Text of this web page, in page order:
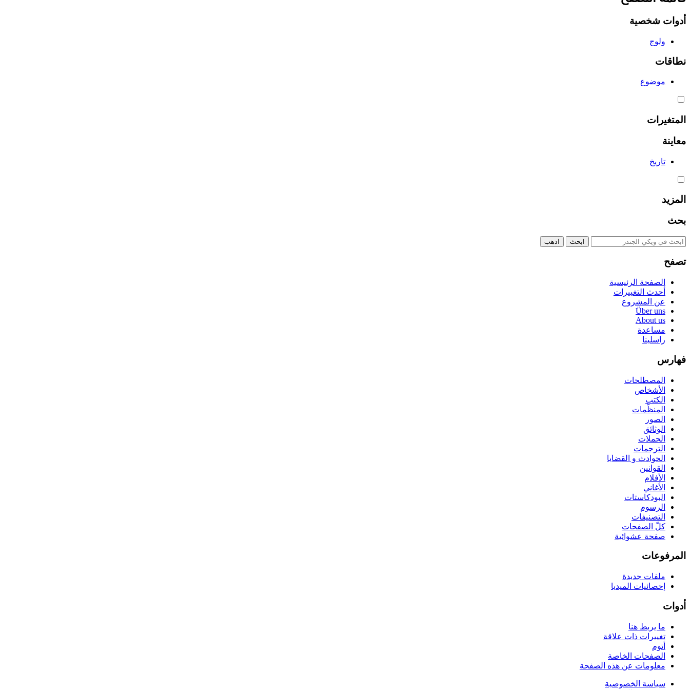
أدوات شخصية
ولوج
نطاقات
موضوع
المتغيرات
معاينة
تاريخ
المزيد
بحث
تصفح
الصفحة الرئيسية
أحدث التغييرات
عن المشروع
Über uns
About us
مساعدة
راسلينا
فهارس
المصطلحات
الأشخاص
الكتب
المنظّمات
الصور
الوثائق
الحملات
الترجمات
الحوادث و القضايا
القوانين
الأفلام
الأغاني
البودكاستات
الرسوم
التصنيفات
كلّ الصفحات
صفحة عشوائية
المرفوعات
ملفات جديدة
إحصائيات الميديا
أدوات
ما يربط هنا
تغييرات ذات علاقة
أتوم
الصفحات الخاصة
معلومات عن هذه الصفحة
سياسة الخصوصية